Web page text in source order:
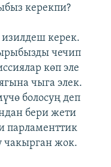
керекпи?
керек.
чечип
көп эле
чыга элек.
болосуң деп
бери жети
парламенттик
чакырган жок.